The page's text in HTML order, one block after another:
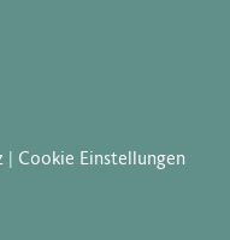
| Cookie Einstellungen